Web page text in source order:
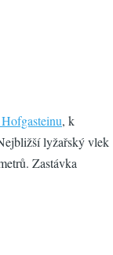
, k
lyžařský vlek
Zastávka